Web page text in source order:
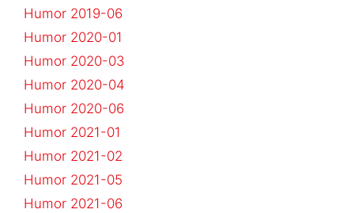
Humor 2019-06
Humor 2020-01
Humor 2020-03
Humor 2020-04
Humor 2020-06
Humor 2021-01
Humor 2021-02
Humor 2021-05
Humor 2021-06